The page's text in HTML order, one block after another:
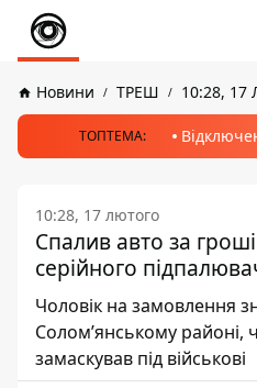
Новини ТРЕШ 10:28, 17
ТОПТЕМА:
10:28, 17 лютого
Спалив авто за
серійного
Чоловік на замовлення
Солом’янському районі,
замаскував під військові